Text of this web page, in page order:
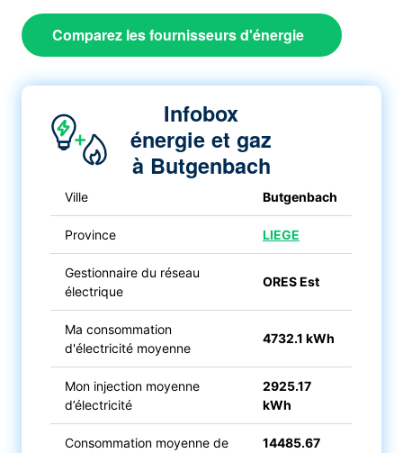
Comparez les fournisseurs d'énergie
Infobox
énergie et gaz
à Butgenbach
Ville Butgenbach
Province LIEGE
Gestionnaire du réseau
électrique
ORES Est
Ma consommation
d'électricité moyenne
4732.1 kWh
Mon injection moyenne
d’électricité
2925.17
kWh
Consommation moyenne de
14485.67